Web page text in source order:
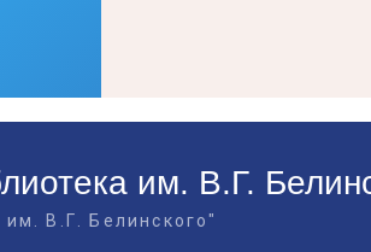
им. В.Г.
В.Г. Белинского"